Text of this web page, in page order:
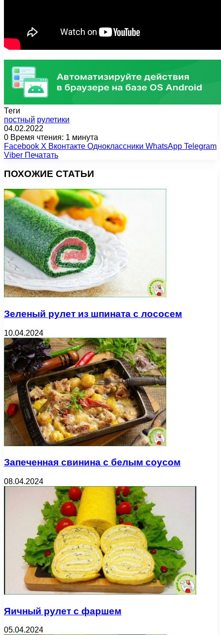
Теги
постный рулетики
04.02.2022
0 Время чтения: 1 минута
Facebook X Вконтакте Одноклассники WhatsApp Telegram
Viber Печатать
ПОХОЖИЕ СТАТЬИ
Зеленый рулет из шпината с лососем
10.04.2024
Запеченная свинина с белым соусом
08.04.2024
Яичный рулет с фаршем
05.04.2024